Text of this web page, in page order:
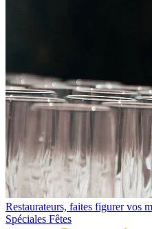
Restaurateurs, faites figurer vos
Spéciales Fêtes